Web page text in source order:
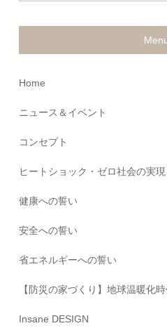
Home
ニュース＆イベント
コンセプト
ヒートショック・ゼロ社会の実
健康への誓い
安全への誓い
省エネルギーへの誓い
【防災の家づくり】地球温暖化
Insane DESIGN